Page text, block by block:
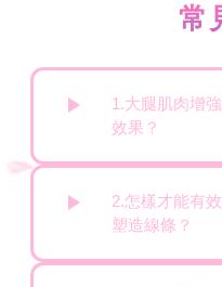
常
1.大腿肌肉增
效果？
2.怎樣才能有
塑造線條？